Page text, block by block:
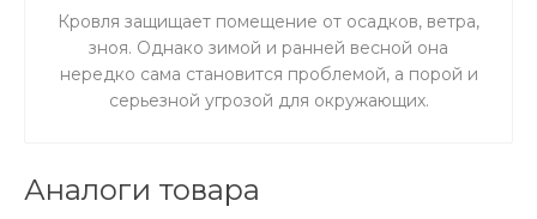
водостоков
Кровля защищает помещение от осадков, ветра,
зноя. Однако зимой и ранней весной она
нередко сама становится проблемой, а порой и
серьезной угрозой для окружающих.
припаркованные внизу машины. Они же
являются главной причиной деформации и
Аналоги товара